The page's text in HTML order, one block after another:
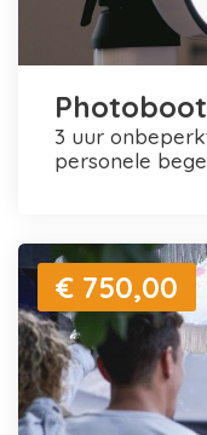
3 uur onbeperkt foto's maken en printen +
personele
€ 750,00